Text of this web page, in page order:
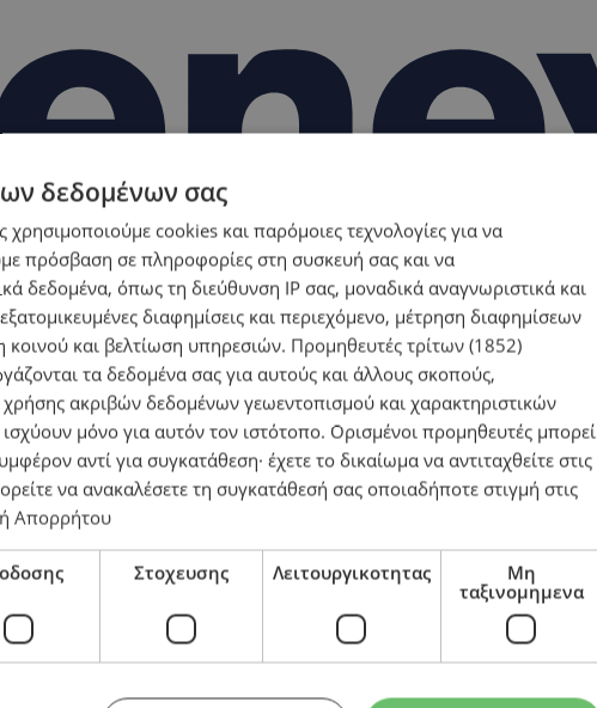
η «Βίζα Κοινών Αξιών»
δεδομένων σας
χρησιμοποιούμε cookies και παρόμοιες τεχνολογίες για να
πρόσβαση σε πληροφορίες στη συσκευή σας και να
δεδομένα, όπως τη διεύθυνση IP σας, μοναδικά αναγνωριστικά και
διαφημίσεις και περιεχόμενο, μέτρηση διαφημίσεων
κοινού και βελτίωση υπηρεσιών. Προμηθευτές τρίτων (1852)
τα δεδομένα σας για αυτούς και άλλους σκοπούς,
ακριβών δεδομένων γεωεντοπισμού και χαρακτηριστικών
μόνο για αυτόν τον ιστότοπο. Ορισμένοι προμηθευτές μπορεί
αντί για συγκατάθεση· έχετε το δικαίωμα να αντιταχθείτε στις
να ανακαλέσετε τη συγκατάθεσή σας οποιαδήποτε στιγμή στις
Απορρήτου
Στοχευσης Λειτουργικοτητας
Μη
ταξινομημενα